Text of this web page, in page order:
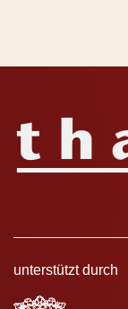
unterstützt durch